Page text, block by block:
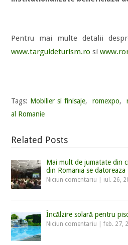
Pentru mai multe detalii
www.targuldeturism.ro si
Tags: Mobilier si finisaje, romexpo,
al Romanie
Related Posts
Mai mult de jumatate din
din Romania se datoreaza
Niciun comentariu iul. 26,
Încălzire solară pentru
Niciun comentariu |feb. 27,